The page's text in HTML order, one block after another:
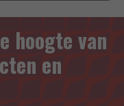
hoogte van
en